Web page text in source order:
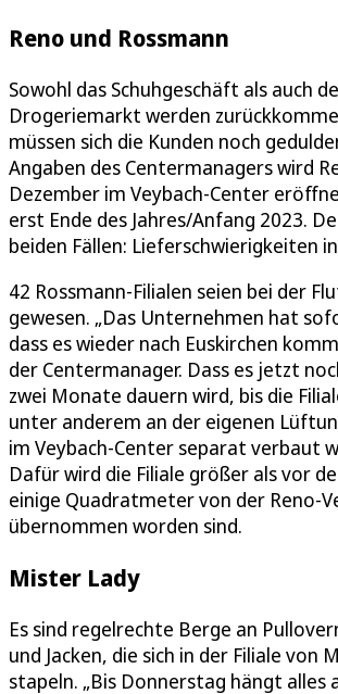
Reno und Rossmann
Sowohl das Schuhgeschäft als auch
Drogeriemarkt werden
müssen sich die Kunden noch
Angaben des Centermanagers wird
Dezember im Veybach-Center
erst Ende des Jahres/Anfang 2023.
beiden Fällen: Lieferschwierigkeiten
42 Rossmann-Filialen seien bei der
gewesen. „Das Unternehmen hat
dass es wieder nach Euskirchen
der Centermanager. Dass es jetzt
zwei Monate dauern wird, bis die
unter anderem an der eigenen
im Veybach-Center separat verbaut
Dafür wird die Filiale größer als vor
einige Quadratmeter von der Reno-
übernommen worden sind.
Mister Lady
Es sind regelrechte Berge an
und Jacken, die sich in der Filiale von
stapeln. „Bis Donnerstag hängt alles